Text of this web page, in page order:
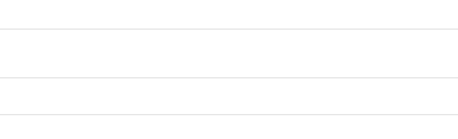
में उत्साह, नैनो डीएपी और नैनो यूरिया बने किसानों के भरोसेमंद कृषि साथी…..